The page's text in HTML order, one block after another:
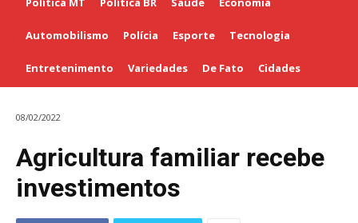
Automobilismo Polícia Esporte Tecnologia
Entretenimento Variedades De Fato Cidades
08/02/2022
Agricultura familiar recebe
investimentos